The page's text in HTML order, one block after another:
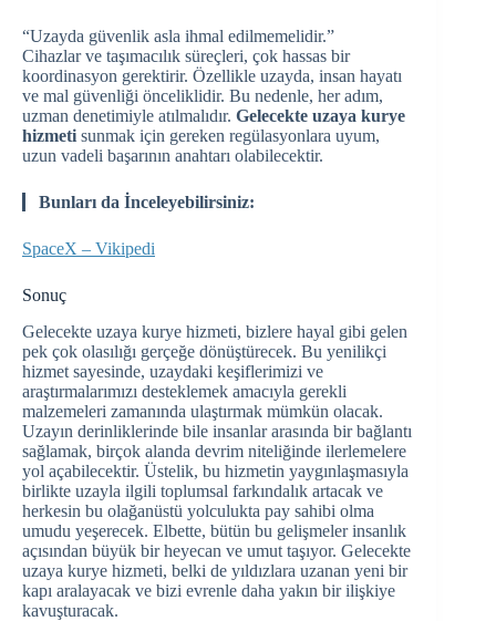
“Uzayda güvenlik asla ihmal edilmemelidir.”
Cihazlar ve taşımacılık süreçleri, çok hassas bir
koordinasyon gerektirir. Özellikle uzayda, insan hayatı
ve mal güvenliği önceliklidir. Bu nedenle, her adım,
uzman denetimiyle atılmalıdır. Gelecekte uzaya kurye
hizmeti sunmak için gereken regülasyonlara uyum,
uzun vadeli başarının anahtarı olabilecektir.
Bunları da İnceleyebilirsiniz:
SpaceX – Vikipedi
Sonuç
Gelecekte uzaya kurye hizmeti, bizlere hayal gibi gelen
pek çok olasılığı gerçeğe dönüştürecek. Bu yenilikçi
hizmet sayesinde, uzaydaki keşiflerimizi ve
araştırmalarımızı desteklemek amacıyla gerekli
malzemeleri zamanında ulaştırmak mümkün olacak.
Uzayın derinliklerinde bile insanlar arasında bir bağlantı
sağlamak, birçok alanda devrim niteliğinde ilerlemelere
yol açabilecektir. Üstelik, bu hizmetin yaygınlaşmasıyla
birlikte uzayla ilgili toplumsal farkındalık artacak ve
herkesin bu olağanüstü yolculukta pay sahibi olma
umudu yeşerecek. Elbette, bütün bu gelişmeler insanlık
açısından büyük bir heyecan ve umut taşıyor. Gelecekte
uzaya kurye hizmeti, belki de yıldızlara uzanan yeni bir
kapı aralayacak ve bizi evrenle daha yakın bir ilişkiye
kavuşturacak.